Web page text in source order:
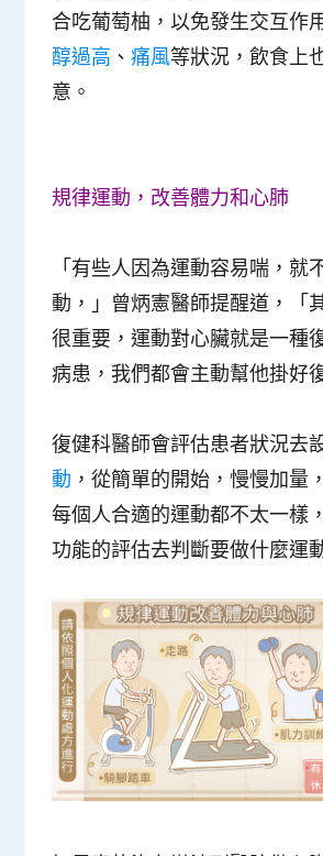
合吃葡萄柚，以免發生交互作
醇過高 、痛風等狀況，飲食上
意。
規律運動，改善體力和心肺
「有些人因為運動容易喘，就
動，」曾炳憲醫師提醒道，「
很重要，運動對心臟就是一種
病患，我們都會主動幫他掛好
復健科醫師會評估患者狀況去
動 ，從簡單的開始，慢慢加量
每個人合適的運動都不太一樣
功能的評估去判斷要做什麼運